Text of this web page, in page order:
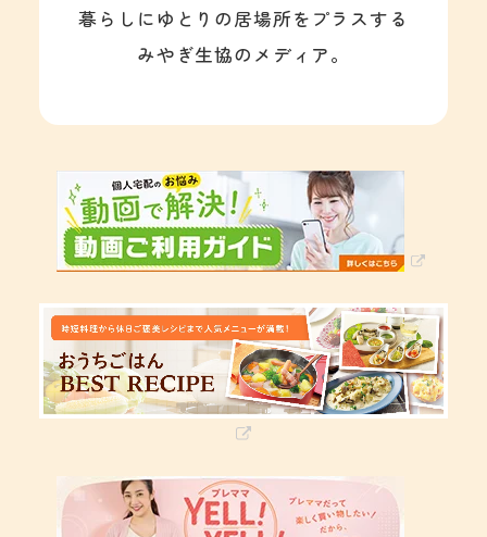
暮らしにゆとりの居場所をプラスする
みやぎ生協のメディア。